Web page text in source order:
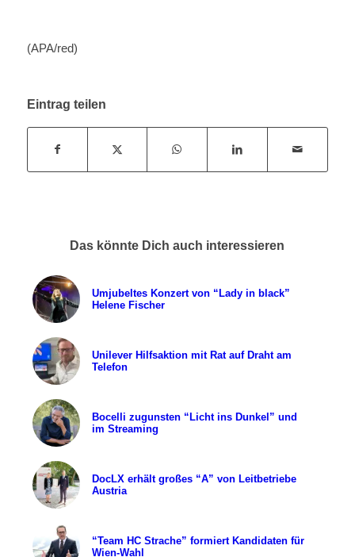
(APA/red)
Eintrag teilen
Das könnte Dich auch interessieren
Umjubeltes Konzert von “Lady in black”
Helene Fischer
Unilever Hilfsaktion mit Rat auf Draht am
Telefon
Bocelli zugunsten “Licht ins Dunkel” und
im Streaming
DocLX erhält großes “A” von Leitbetriebe
Austria
“Team HC Strache” formiert Kandidaten für
Wien-Wahl